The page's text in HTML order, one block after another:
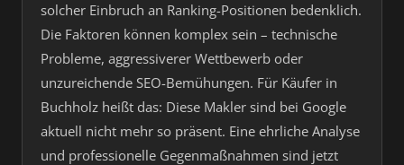
solcher Einbruch an Ranking-Positionen bedenklich.
Die Faktoren können komplex sein – technische
Probleme, aggressiverer Wettbewerb oder
unzureichende SEO-Bemühungen. Für Käufer in
Buchholz heißt das: Diese Makler sind bei Google
aktuell nicht mehr so präsent. Eine ehrliche Analyse
und professionelle Gegenmaßnahmen sind jetzt